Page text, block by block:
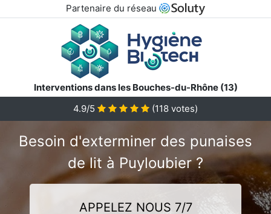
Partenaire du réseau
Interventions dans les Bouches-du-Rhône (13)
4.9/5 (118 votes)
Besoin d'exterminer des punaises
de lit à Puyloubier ?
APPELEZ NOUS 7/7